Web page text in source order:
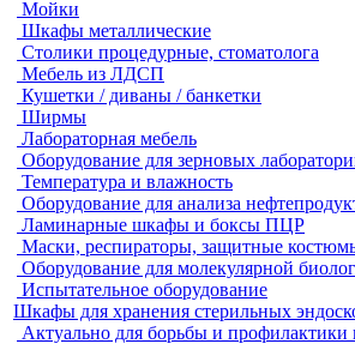
Мойки
Шкафы металлические
Столики процедурные, стоматолога
Мебель из ЛДСП
Кушетки / диваны / банкетки
Ширмы
Лабораторная мебель
Оборудование для зерновых
Температура и влажность
Оборудование для анализа
Ламинарные шкафы и боксы ПЦР
Маски, респираторы, защитные
Оборудование для молекулярной
Испытательное оборудование
Шкафы для хранения стерильных
Актуально для борьбы и